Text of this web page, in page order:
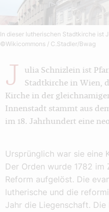
In dieser lutherischen Stadtkirche ist
©Wikicommons / C.Stadler/Bwag
J
ulia Schnizlein ist
Stadtkirche in Wien,
Kirche in der
Innenstadt stammt aus
im 18. Jahrhundert eine
Ursprünglich war sie eine
Der Orden wurde 1782 im
Reform aufgelöst. Die
lutherische und die
Jahr die Liegenschaft.